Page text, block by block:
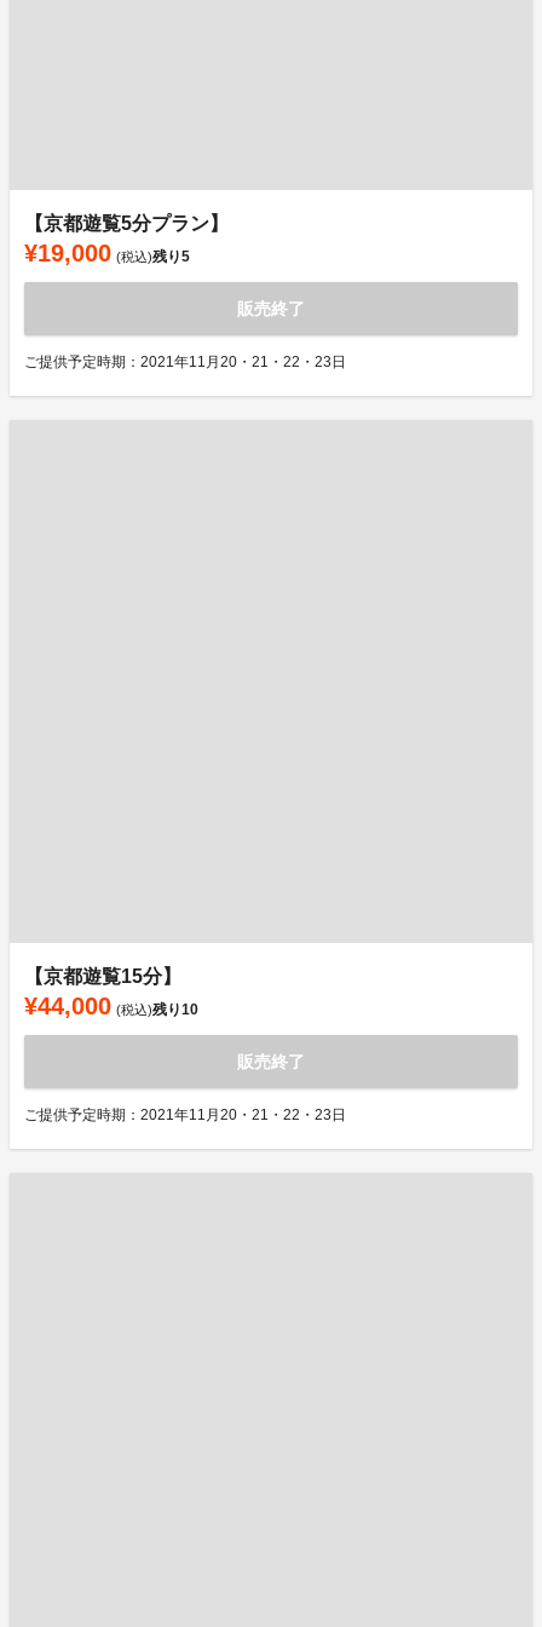
【京都遊覧5分プラン】
¥19,000 (税込)残り5
販売終了
ご提供予定時期：2021年11月20・21・22・23日
【京都遊覧15分】
¥44,000 (税込)残り10
販売終了
ご提供予定時期：2021年11月20・21・22・23日